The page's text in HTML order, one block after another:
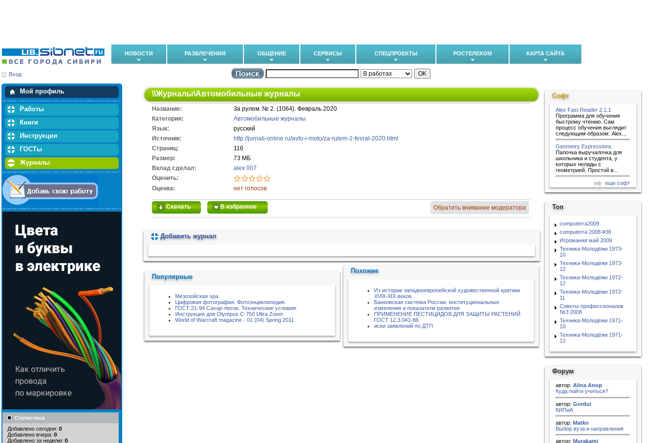
НОВОСТИ РАЗВЛЕЧЕНИЯ ОБЩЕНИЕ СЕРВИСЫ СПЕЦПРОЕКТЫ РОСТЕЛЕКОМ КАРТА САЙТА
Вход
Мой профиль
Мои закладки
Работы
Книги
Инструкции
ГОСТы
Журналы
Статистика
Добавлено сегодня: 0
Добавлено вчера: 0
Добавлено за неделю: 0
\\Журналы\Автомобильные журналы
Название:
За рулем. № 2. (1064). Февраль 2020
Категория:
Автомобильные журналы
Язык:
русский
Источник:
http://jurnali-online.ru/avto-i-moto/za-rulem-2-fevral-2020.html
Cтраниц:
116
Размер:
73 МБ
Вклад сделал:
alex 007
Оценить:
Оценка:
нет голосов
Скачать В избранное Обратить внимание модератора
Добавить журнал
Популярные
Мезозойская эра.
Цифровая фотография. Фотоэнциклопедия.
ГОСТ 21-94 Сахар-песок. Технические условия.
Инструкция для Olympus C-750 Ultra Zoom
World of Warcraft magazine - 01 (04) Spring 2011
Похожие
Из истории западноевропейской художественной критики
ХVІІІ-ХІХ веков
Банковская система России: институциональные
изменения и показатели развития
ПРИМЕНЕНИЕ ПЕСТИЦИДОВ ДЛЯ ЗАЩИТЫ РАСТЕНИЙ.
ГОСТ 12.3.041-86
иски заявлений по ДТП
Софт
Alex Fast Reader 2.1.1
Программа для обучения
быстрому чтению. Сам
процесс обучения выглядит
следующим образом: Alex...
Geometry Expressions
Палочка выручалочка для
школьника и студента, у
которых нелады с
геометрией. Простой в...
еще софт
Топ
computerra2009
computerra 2008 #38
Игромания май 2009
Техника-Молодёжи 1973-
10
Техника-Молодёжи 1973-
12
Техника-Молодёжи 1972-
12
Техника-Молодёжи 1972-
11
Советы профессионалов
№3 2008
Техника-Молодёжи 1971-
10
Техника-Молодёжи 1971-
12
Форум
автор: Alina Anop
Куда пойти учиться?
автор: Gordui
КИПиА
автор: Matkn
Выбор вуза и направления
автор: Murakami